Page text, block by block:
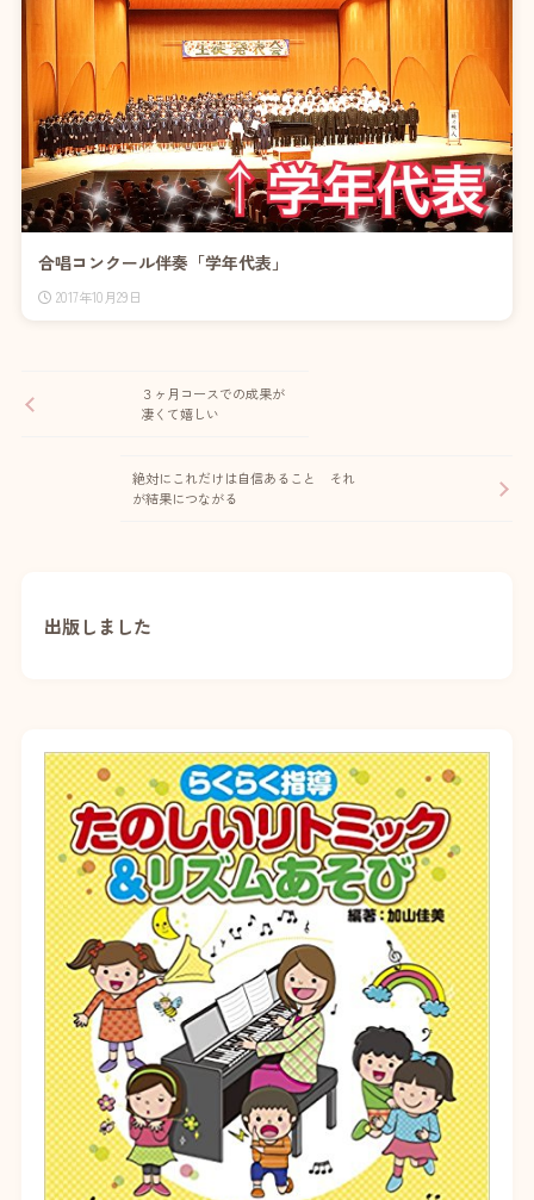
合唱コンクール伴奏「学年代表」
2017年10月29日
３ヶ月コースでの成果が
凄くて嬉しい
絶対にこれだけは自信あること それ
が結果につながる
出版しました